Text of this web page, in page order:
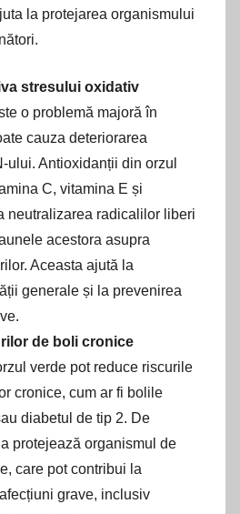
la protejarea organismului
stresului oxidativ
o problemă majoră în
cauza deteriorarea
ului. Antioxidanții din orzul
C, vitamina E și
neutralizarea radicalilor liberi
acestora asupra
Aceasta ajută la
generale și la prevenirea
de boli cronice
verde pot reduce riscurile
cronice, cum ar fi bolile
diabetul de tip 2. De
protejează organismul de
care pot contribui la
grave, inclusiv